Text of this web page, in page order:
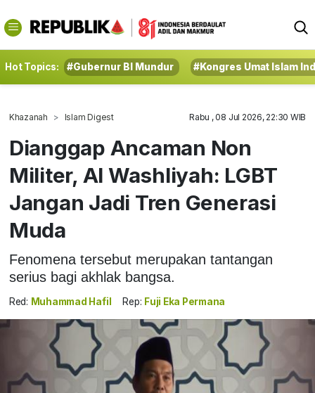
Hot Topics: #Gubernur BI Mundur #Kongres Umat Islam
Khazanah Islam Digest Rabu , 08 Jul 2026, 22:30 WIB
Dianggap Ancaman Non
Militer, Al Washliyah: LGBT
Jangan Jadi Tren Generasi
Muda
Fenomena tersebut merupakan tantangan
serius bagi akhlak bangsa.
Red: Muhammad Hafil Rep: Fuji Eka Permana